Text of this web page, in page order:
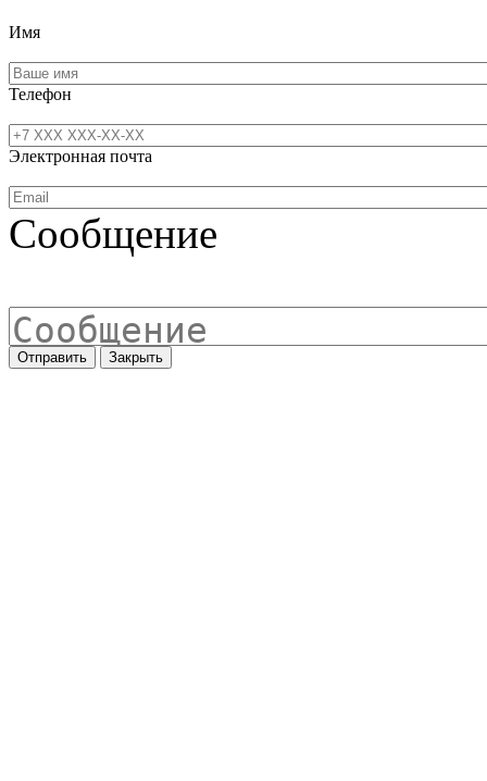
Имя
Телефон
Электронная почта
Сообщение
Отправить Закрыть